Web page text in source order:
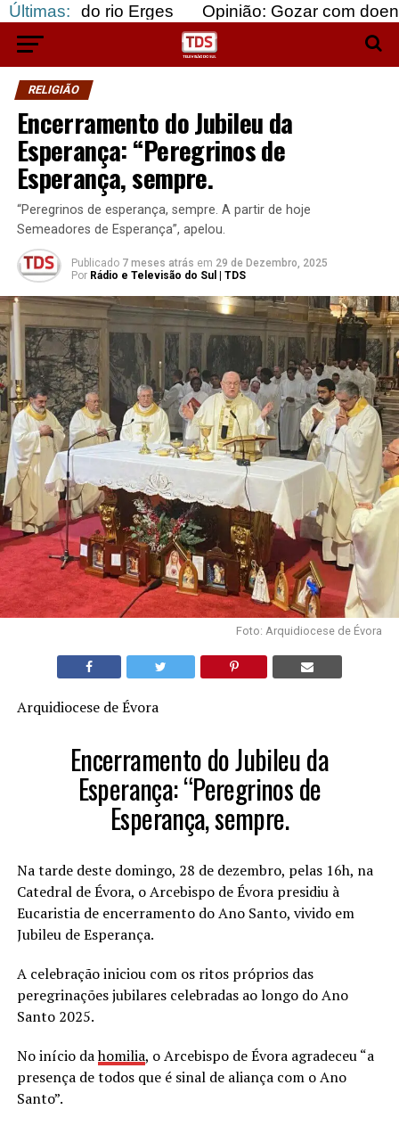
Últimas:
rio Erges Opinião: Gozar com doentes e
RELIGIÃO
Encerramento do Jubileu da
Esperança: “Peregrinos de
Esperança, sempre.
“Peregrinos de esperança, sempre. A partir de hoje
Semeadores de Esperança”, apelou.
Publicado 7 meses atrás em 29 de Dezembro, 2025
Por Rádio e Televisão do Sul | TDS
Foto: Arquidiocese de Évora
Arquidiocese de Évora
Encerramento do Jubileu da
Esperança: “Peregrinos de
Esperança, sempre.
Na tarde deste domingo, 28 de dezembro, pelas 16h, na
Catedral de Évora, o Arcebispo de Évora presidiu à
Eucaristia de encerramento do Ano Santo, vivido em
Jubileu de Esperança.
A celebração iniciou com os ritos próprios das
peregrinações jubilares celebradas ao longo do Ano
Santo 2025.
No início dahomilia, o Arcebispo de Évora agradeceu “a
presença de todos que é sinal de aliança com o Ano
Santo”.